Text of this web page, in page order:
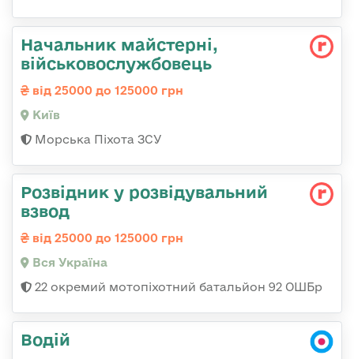
Начальник майстерні,
військовослужбовець
від 25000 до 125000 грн
Київ
Морська Піхота ЗСУ
Розвідник у розвідувальний
взвод
від 25000 до 125000 грн
Вся Україна
22 окремий мотопіхотний батальйон 92 ОШБр
Водій